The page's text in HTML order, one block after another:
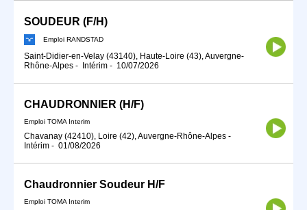
SOUDEUR (F/H)
Emploi RANDSTAD
Saint-Didier-en-Velay (43140), Haute-Loire (43), Auvergne-
Rhône-Alpes - Intérim - 10/07/2026
CHAUDRONNIER (H/F)
Emploi TOMA Interim
Chavanay (42410), Loire (42), Auvergne-Rhône-Alpes -
Intérim - 01/08/2026
Chaudronnier Soudeur H/F
Emploi TOMA Interim